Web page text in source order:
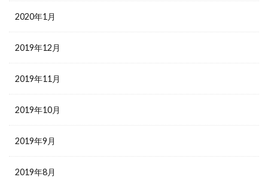
2020年1月
2019年12月
2019年11月
2019年10月
2019年9月
2019年8月